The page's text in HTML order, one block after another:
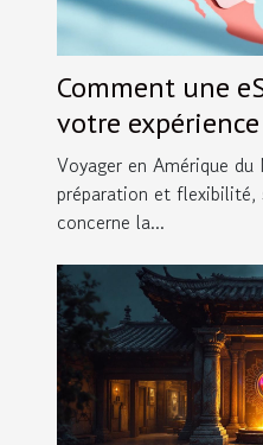
Comment une
votre
Amérique du
Voyager en Amérique du
préparation et
concerne la...